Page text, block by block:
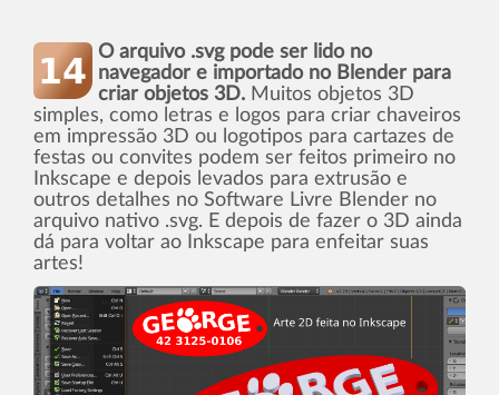
O arquivo .svg pode ser lido no
navegador e importado no Blender para
criar objetos 3D. Muitos objetos 3D
simples, como letras e logos para criar chaveiros
em impressão 3D ou logotipos para cartazes de
festas ou convites podem ser feitos primeiro no
Inkscape e depois levados para extrusão e
outros detalhes no Software Livre Blender no
arquivo nativo .svg. E depois de fazer o 3D ainda
dá para voltar ao Inkscape para enfeitar suas
artes!